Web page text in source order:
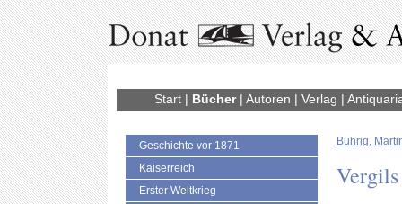
Start| Bücher| Autoren | Verlag |
Geschichte vor 1871
Kaiserreich
Erster Weltkrieg
Bührig,